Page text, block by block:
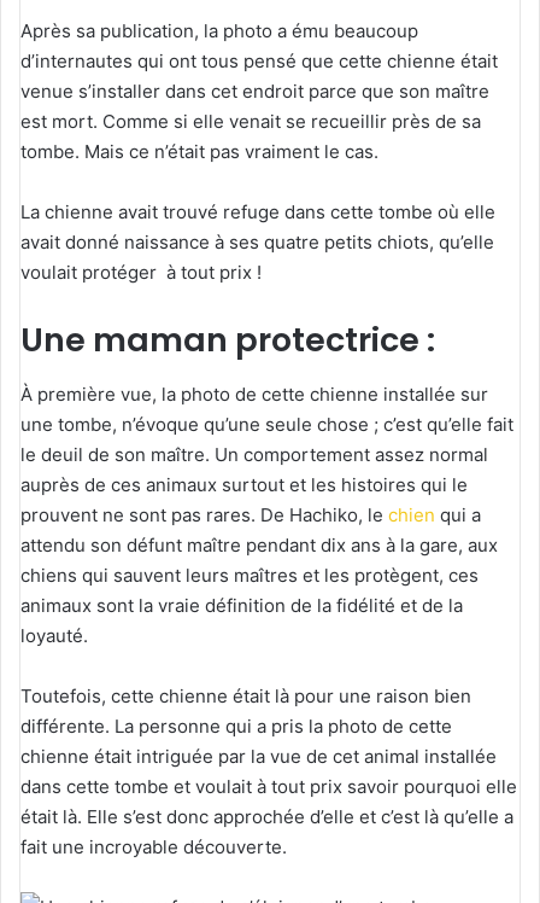
Après sa publication, la photo a ému beaucoup
d’internautes qui ont tous pensé que cette chienne était
venue s’installer dans cet endroit parce que son maître
est mort. Comme si elle venait se recueillir près de sa
tombe. Mais ce n’était pas vraiment le cas.
La chienne avait trouvé refuge dans cette tombe où elle
avait donné naissance à ses quatre petits chiots, qu’elle
voulait protéger à tout prix !
Une maman protectrice :
À première vue, la photo de cette chienne installée sur
une tombe, n’évoque qu’une seule chose ; c’est qu’elle fait
le deuil de son maître. Un comportement assez normal
auprès de ces animaux surtout et les histoires qui le
prouvent ne sont pas rares. De Hachiko, le chien qui a
attendu son défunt maître pendant dix ans à la gare, aux
chiens qui sauvent leurs maîtres et les protègent, ces
animaux sont la vraie définition de la fidélité et de la
loyauté.
Toutefois, cette chienne était là pour une raison bien
différente. La personne qui a pris la photo de cette
chienne était intriguée par la vue de cet animal installée
dans cette tombe et voulait à tout prix savoir pourquoi elle
était là. Elle s’est donc approchée d’elle et c’est là qu’elle a
fait une incroyable découverte.